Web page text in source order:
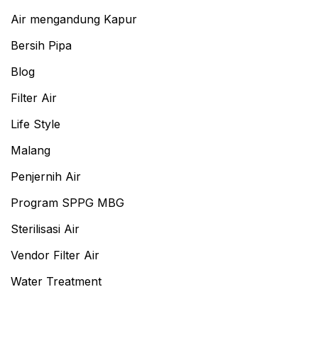
Air mengandung Kapur
Bersih Pipa
Blog
Filter Air
Life Style
Malang
Penjernih Air
Program SPPG MBG
Sterilisasi Air
Vendor Filter Air
Water Treatment